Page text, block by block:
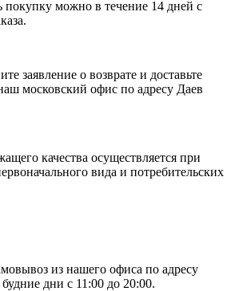
покупку можно в течение 14 дней с
заявление о возврате и доставьте
московский офис по адресу Даев
качества осуществляется при
вида и потребительских
из нашего офиса по адресу
дни с 11:00 до 20:00.